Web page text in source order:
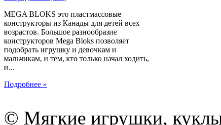
MEGA BLOKS это пластмассовые
конструкторы из Канады для детей всех
возрастов. Большое разнообразие
конструкторов Mega Bloks позволяет
подобрать игрушку и девочкам и
мальчикам, и тем, кто только начал ходить,
и...
Подробнее »
© Мягкие игрушки,